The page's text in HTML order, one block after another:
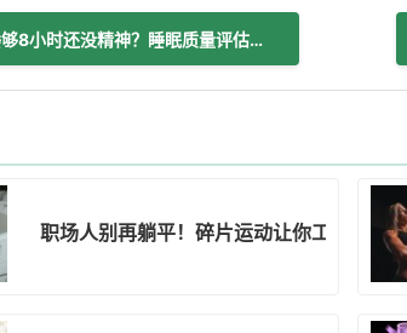
上一篇：睡够8小时还没精神？睡眠质量评估了解一下！
职场人别再躺平！碎片运动让你工作健身两